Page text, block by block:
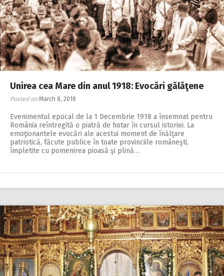
Unirea cea Mare din anul 1918: Evocări gălăţene
Posted on March 8, 2018
Evenimentul epocal de la 1 Decembrie 1918 a însemnat pentru
România reîntregită o piatră de hotar în cursul istoriei. La
emoţionantele evocări ale acestui moment de înălţare
patriotică, făcute publice în toate provinciile româneşti,
împletite cu pomenirea pioasă şi plină…